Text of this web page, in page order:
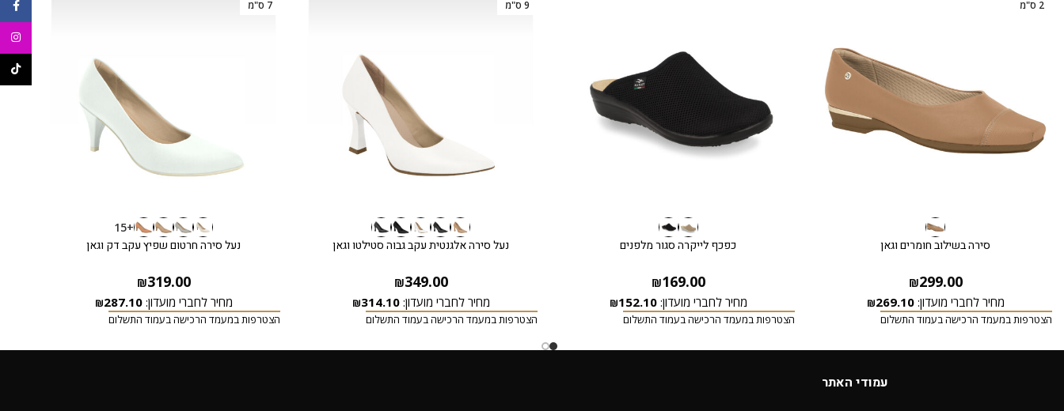
2 ס"מ
סירה בשילוב חומרים וגאן
₪299.00
מחיר לחברי מועדון: ₪269.10
הצטרפות במעמד הרכישה בעמוד התשלום
כפכף לייקרה סגור מלפנים
₪169.00
מחיר לחברי מועדון: ₪152.10
הצטרפות במעמד הרכישה בעמוד התשלום
9 ס"מ
נעל סירה אלגנטית עקב גבוה סטילטו וגאן
₪349.00
מחיר לחברי מועדון: ₪314.10
הצטרפות במעמד הרכישה בעמוד התשלום
7 ס"מ
+15
נעל סירה חרטום שפיץ עקב דק וגאן
₪319.00
מחיר לחברי מועדון: ₪287.10
הצטרפות במעמד הרכישה בעמוד התשלום
3.5 ס"מ
עמודי האתר